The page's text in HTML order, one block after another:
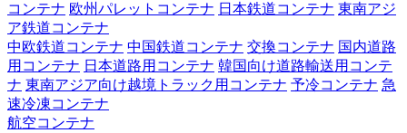
コンテナ 欧州パレットコンテナ 日本鉄道コンテナ 東南アジ
ア鉄道コンテナ
中欧鉄道コンテナ 中国鉄道コンテナ 交換コンテナ 国内道路
用コンテナ 日本道路用コンテナ 韓国向け道路輸送用コンテ
ナ 東南アジア向け越境トラック用コンテナ 予冷コンテナ 急
速冷凍コンテナ
航空コンテナ